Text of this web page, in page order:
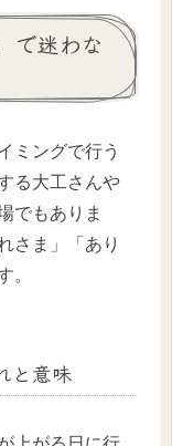
で迷わな
ミングで行う
る大工さんや
でもありま
さま」「あり
。
と意味